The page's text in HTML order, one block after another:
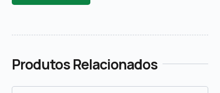
Produtos Relacionados